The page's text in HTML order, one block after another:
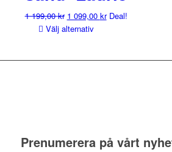
1 199,00kr Det
ursprungliga
1 099,00 krDet
Deal!
Välj alternativ
Prenumerera på vårt